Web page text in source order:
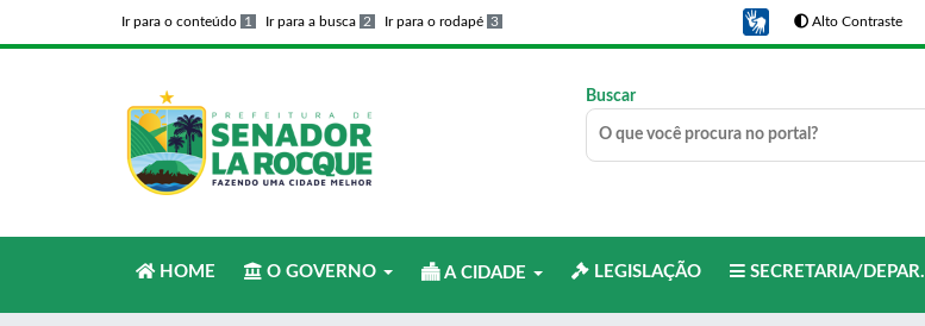
Ir para o conteúdo 1 Ir para a busca 2 Ir para o rodapé 3 Alto Contraste
Buscar
HOME O GOVERNO A CIDADE LEGISLAÇÃO SECRETARIA/DEPAR.